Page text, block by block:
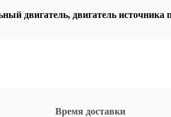
двигатель, двигатель источника
Время доставки